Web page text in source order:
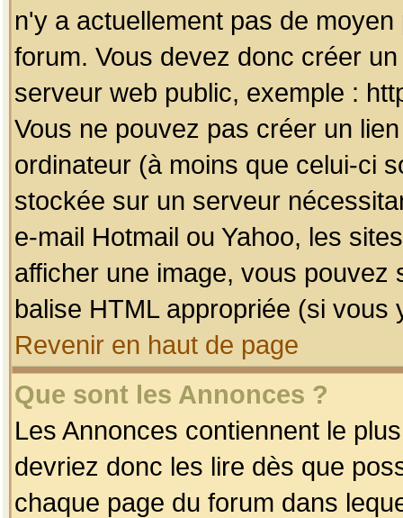
n'y a actuellement pas de
forum. Vous devez donc créer
serveur web public, exemple :
Vous ne pouvez pas créer un
ordinateur (à moins que celui-ci
stockée sur un serveur
e-mail Hotmail ou Yahoo, les
afficher une image, vous pouvez
balise HTML appropriée (si vous
Revenir en haut de page
Que sont les Annonces ?
Les Annonces contiennent le
devriez donc les lire dès que
chaque page du forum dans